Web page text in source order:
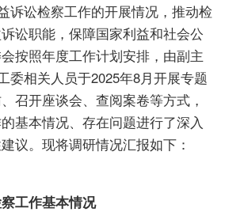
诉讼检察工作的开展情况，推动检
讼职能，保障国家利益和社会公
按照年度工作计划安排，由副主
委相关人员于2025年8月开展专题
召开座谈会、查阅案卷等方式，
基本情况、存在问题进行了深入
议。现将调研情况汇报如下：
工作基本情况